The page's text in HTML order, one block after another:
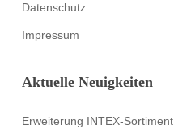
Datenschutz
Impressum
Aktuelle Neuigkeiten
Erweiterung INTEX-Sortiment